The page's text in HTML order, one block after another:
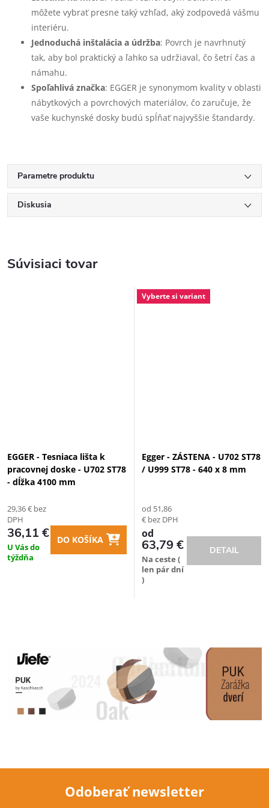
môžete vybrať presne taký vzhľad, aký zodpovedá vášmu
interiéru.
Jednoduchá inštalácia a údržba: Povrch je navrhnutý
tak, aby bol praktický a ľahko sa udržiaval, čo šetrí čas a
námahu.
Spoľahlivá značka: EGGER je synonymom kvality v oblasti
nábytkových a povrchových materiálov, čo zaručuje, že
vaše kuchynské dosky budú spĺňať najvyššie štandardy.
Parametre produktu
Diskusia
Súvisiaci tovar
EGGER - Tesniaca lišta k
pracovnej doske - U702 ST78
- dĺžka 4100 mm
29,36 € bez
DPH
36,11 €
U Vás do
týždňa
DO KOŠÍKA
Vyberte si variant
Egger - ZÁSTENA - U702 ST78
/ U999 ST78 - 640 x 8 mm
od 51,86
€ bez DPH
od
63,79 €
Na ceste (
len pár dní
)
DETAIL
Odoberať newsletter